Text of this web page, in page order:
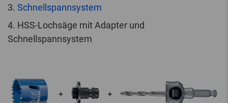
3. Schnellspannsystem
4. HSS-Lochsäge mit Adapter und
Schnellspannsystem